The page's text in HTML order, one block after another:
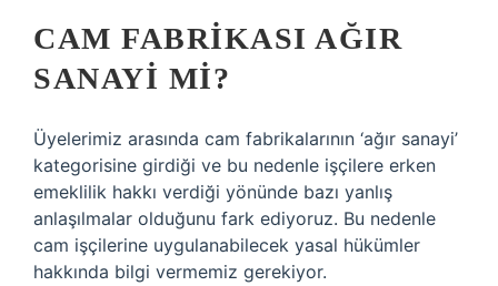
CAM FABRIKASI AĞIR
SANAYI MI?
Üyelerimiz arasında cam fabrikalarının ‘ağır sanayi’
kategorisine girdiği ve bu nedenle işçilere erken
emeklilik hakkı verdiği yönünde bazı yanlış
anlaşılmalar olduğunu fark ediyoruz. Bu nedenle
cam işçilerine uygulanabilecek yasal hükümler
hakkında bilgi vermemiz gerekiyor.